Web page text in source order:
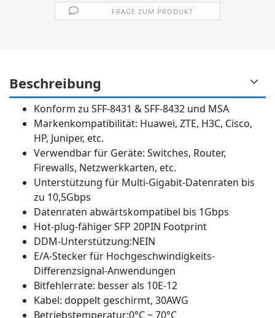
FRAGE ZUM PRODUKT
Beschreibung
Konform zu SFF-8431 & SFF-8432 und MSA
Markenkompatibilität: Huawei, ZTE, H3C, Cisco,
HP, Juniper, etc.
Verwendbar für Geräte: Switches, Router,
Firewalls, Netzwerkkarten, etc.
Unterstützung für Multi-Gigabit-Datenraten bis
zu 10,5Gbps
Datenraten abwärtskompatibel bis 1Gbps
Hot-plug-fähiger SFP 20PIN Footprint
DDM-Unterstützung:NEIN
E/A-Stecker für Hochgeschwindigkeits-
Differenzsignal-Anwendungen
Bitfehlerrate: besser als 10E-12
Kabel: doppelt geschirmt, 30AWG
Betriebstemperatur:0°C ~ 70°C